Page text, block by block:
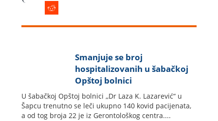
Smanjuje se broj
hospitalizovanih u šabačkoj
Opštoj bolnici
U šabačkoj Opštoj bolnici ,,Dr Laza K. Lazarević“ u
Šapcu trenutno se leči ukupno 140 kovid pacijenata,
a od tog broja 22 je iz Gerontološkog centra....